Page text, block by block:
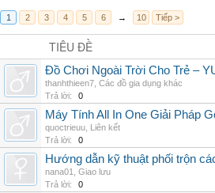
1 2 3 4 5 6 → 10 Tiếp >
TIÊU ĐỀ
Đồ Chơi Ngoài Trời Cho Trẻ –
thanhthieen7 Các đồ gia dụng khác
Trả lời:
0
Máy Tính All In One Giải Pháp
quoctrieuu Liên kết
Trả lời:
0
Hướng dẫn kỹ thuật phối trộn
nana01
Giao lưu
Trả lời:
0